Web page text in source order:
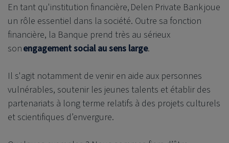
En tant qu'institution financière, Delen Private Bankjoue
un rôle essentiel dans la société. Outre sa fonction
financière, la Banque prend très au sérieux
sonengagement social au sens large.
Il s'agit notamment de venir en aide aux personnes
vulnérables, soutenir les jeunes talents et établir des
partenariats à long terme relatifs à des projets culturels
et scientifiques d’envergure.